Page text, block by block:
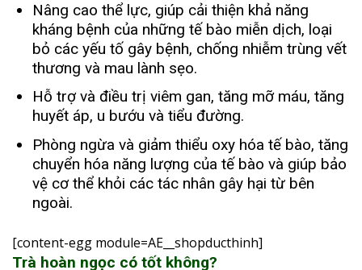
Nâng cao thể lực, giúp cải thiện khả năng
kháng bệnh của những tế bào miễn dịch, loại
bỏ các yếu tố gây bệnh, chống nhiễm trùng vết
thương và mau lành sẹo.
Hỗ trợ và điều trị viêm gan, tăng mỡ máu, tăng
huyết áp, u bướu và tiểu đường.
Phòng ngừa và giảm thiểu oxy hóa tế bào, tăng
chuyển hóa năng lượng của tế bào và giúp bảo
vệ cơ thể khỏi các tác nhân gây hại từ bên
ngoài.
[content-egg module=AE__shopducthinh]
Trà hoàn ngọc có tốt không?